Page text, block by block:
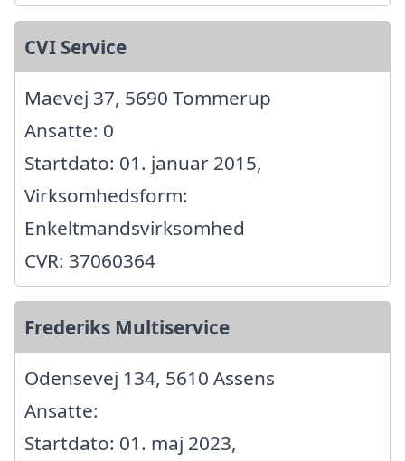
CVI Service
Maevej 37, 5690 Tommerup
Ansatte: 0
Startdato: 01. januar 2015,
Virksomhedsform:
Enkeltmandsvirksomhed
CVR: 37060364
Frederiks Multiservice
Odensevej 134, 5610 Assens
Ansatte:
Startdato: 01. maj 2023,